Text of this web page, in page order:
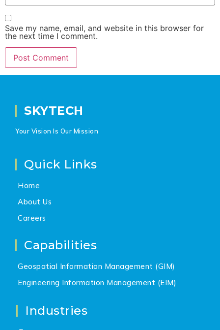
Save my name, email, and website in this browser for
the next time I comment.
SKYTECH
Your Vision Is Our Mission
Quick Links
Home
About Us
Careers
Capabilities
Geospatial Information Management (GIM)
Engineering Information Management (EIM)
Industries